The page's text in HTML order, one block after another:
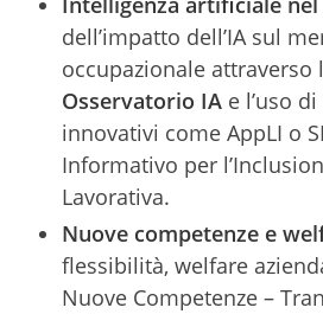
dell’impatto dell’IA sul
occupazionale attraverso
Osservatorio IA e l’uso
innovativi come AppLI o
Informativo per
Lavorativa.
Nuove competenze e
flessibilità, welfare
Nuove Competenze –